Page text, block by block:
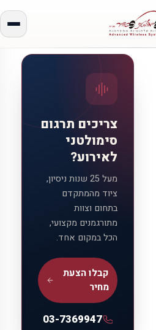
צריכים תרגום
סימולטני
לאירוע?
מעל 25 שנות ניסיון,
ציוד מהמתקדם
בתחום וצוות
מתורגמנים מקצועי,
הכל במקום אחד.
קבלו הצעת
מחיר
03-7369947